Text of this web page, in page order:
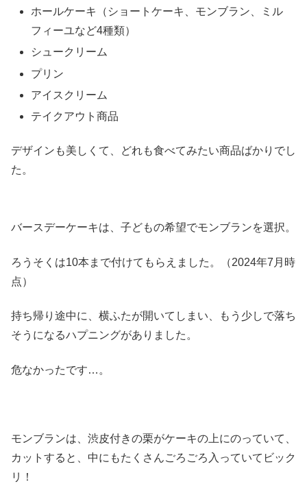
ホールケーキ（ショートケーキ、モンブラン、ミル
フィーユなど4種類）
シュークリーム
プリン
アイスクリーム
テイクアウト商品
デザインも美しくて、どれも食べてみたい商品ばかりでし
た。
バースデーケーキは、子どもの希望でモンブランを選択。
ろうそくは10本まで付けてもらえました。（2024年7月時
点）
持ち帰り途中に、横ふたが開いてしまい、もう少しで落ち
そうになるハプニングがありました。
危なかったです…。
モンブランは、渋皮付きの栗がケーキの上にのっていて、
カットすると、中にもたくさんごろごろ入っていてビック
リ！